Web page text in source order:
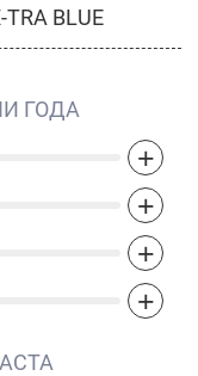
TRA BLUE
ГОДА
+
+
+
+